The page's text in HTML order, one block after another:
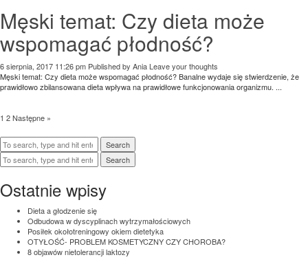
Męski temat: Czy dieta może
wspomagać płodność?
6 sierpnia, 2017 11:26 pm Published by Ania Leave your thoughts
Męski temat: Czy dieta może wspomagać płodność? Banalne wydaje się stwierdzenie, że
prawidłowo zbilansowana dieta wpływa na prawidłowe funkcjonowania organizmu. ...
1 2Następne »
Search
Search
Ostatnie wpisy
Dieta a głodzenie się
Odbudowa w dyscyplinach wytrzymałościowych
Posiłek okołotreningowy okiem dietetyka
OTYŁOŚĆ- PROBLEM KOSMETYCZNY CZY CHOROBA?
8 objawów nietolerancji laktozy